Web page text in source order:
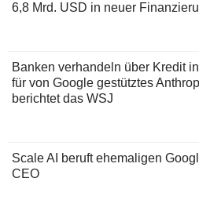
6,8 Mrd. USD in neuer
Banken verhandeln über Kredit
für von Google gestütztes
berichtet das WSJ
Scale AI beruft ehemaligen
CEO